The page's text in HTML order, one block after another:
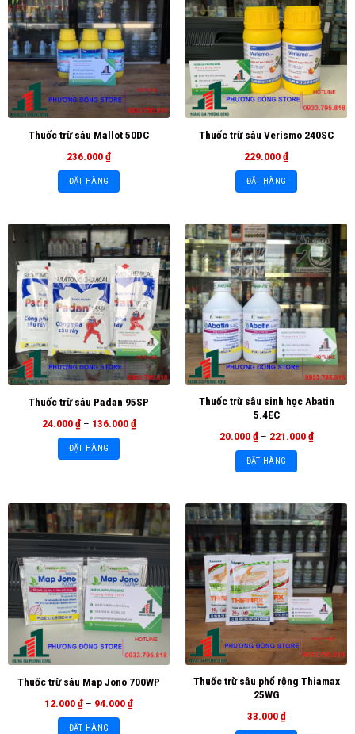
Thuốc trừ sâu Mallot 50DC
236.000₫
ĐẶT HÀNG
Thuốc trừ sâu Verismo 240SC
229.000₫
ĐẶT HÀNG
Thuốc trừ sâu Padan 95SP
24.000₫ – 136.000₫
ĐẶT HÀNG
Thuốc trừ sâu sinh học Abatin
5.4EC
20.000₫ – 221.000₫
ĐẶT HÀNG
Thuốc trừ sâu Map Jono 700WP
12.000₫ – 94.000₫
ĐẶT HÀNG
Thuốc trừ sâu phổ rộng Thiamax
25WG
33.000₫